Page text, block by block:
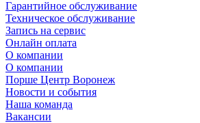
Гарантийное обслуживание
Техническое обслуживание
Запись на сервис
Онлайн оплата
О компании
О компании
Порше Центр Воронеж
Новости и события
Наша команда
Вакансии